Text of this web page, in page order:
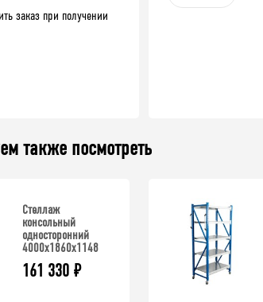
заказ при получении
также посмотреть
Стеллаж
консольный
односторонний
4000x1860x1148
161 330 ₽